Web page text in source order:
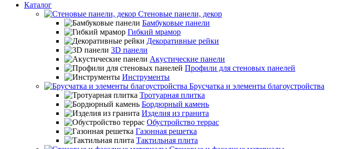
Каталог
Стеновые панели, декор
Бамбуковые панели
Гибкий мрамор
Декоративные рейки
3D панели
Акустические панели
Профили для стеновых панелей
Инструменты
Брусчатка и элементы благоустройства
Тротуарная плитка
Бордюрный камень
Изделия из гранита
Обустройство террас
Газонная решетка
Тактильная плита